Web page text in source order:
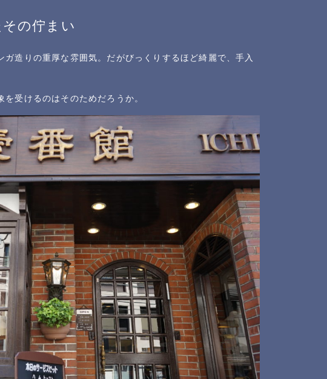
の佇まい
造りの重厚な雰囲気。だがびっくりするほど綺麗で、手入
受けるのはそのためだろうか。